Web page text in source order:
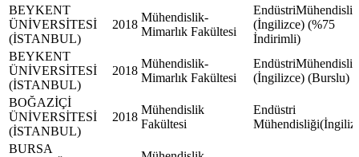
BEYKENT
ÜNİVERSİTESİ
(İSTANBUL)
2018
Mühendislik-
Mimarlık Fakültesi
(İngilizce) (%75
İndirimli)
BEYKENT
ÜNİVERSİTESİ
(İSTANBUL)
2018
Mühendislik-
Mimarlık Fakültesi
(İngilizce) (Burslu)
BOĞAZİÇİ
ÜNİVERSİTESİ
(İSTANBUL)
2018
Mühendislik
Fakültesi
Endüstri
BURSA